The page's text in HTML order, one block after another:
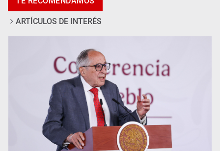
Advierten retrocesos en transparencia tras desaparición
del INAI
ARTÍCULOS DE INTERÉS